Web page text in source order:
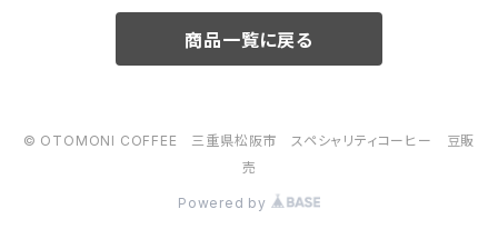
Panama
商品一覧に戻る
© OTOMONI COFFEE 三重県松阪市 スペシャリティコーヒー 豆販
売
Powered by